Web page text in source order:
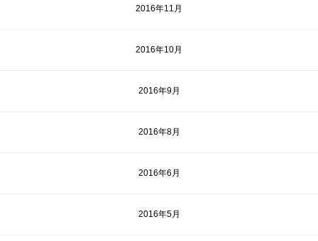
2016年11月
2016年10月
2016年9月
2016年8月
2016年6月
2016年5月